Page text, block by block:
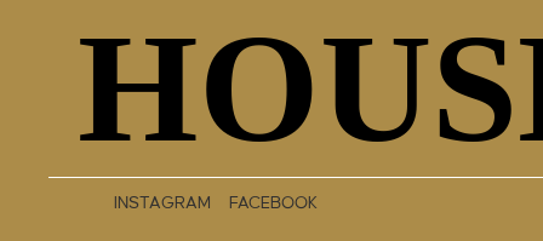
INSTAGRAM FACEBOOK